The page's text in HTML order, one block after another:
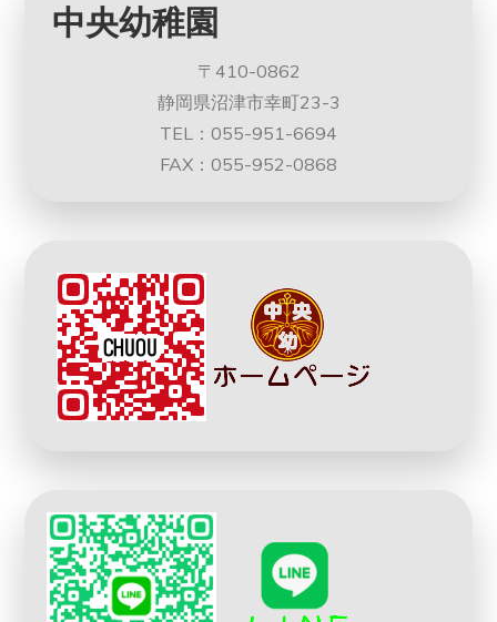
中央幼稚園
〒410-0862
静岡県沼津市幸町23-3
TEL：055-951-6694
FAX：055-952-0868